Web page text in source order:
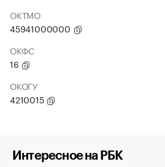
ОКТМО
45941000000
ОКФС
16
ОКОГУ
4210015
Интересное на РБК